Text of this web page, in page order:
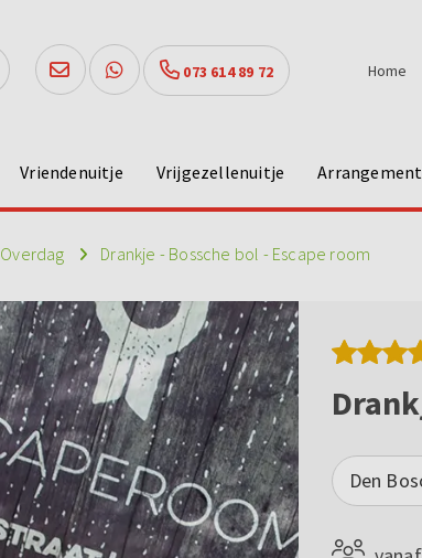
073 614 89 72 Home
Vriendenuitje Vrijgezellenuitje
Overdag Drankje - Bossche bol - Escape room
Den